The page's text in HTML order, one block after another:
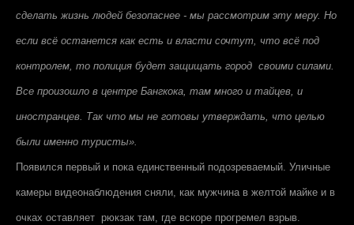
сделать жизнь людей безопаснее - мы рассмотрим эту меру. Но
если всё останется как есть и власти сочтут, что всё под
контролем, то полиция будет защищать город своими силами.
Все произошло в центре Бангкока, там много и тайцев, и
иностранцев. Так что мы не готовы утверждать, что целью
были именно туристы».
Появился первый и пока единственный подозреваемый. Уличные
камеры видеонаблюдения сняли, как мужчина в желтой майке и в
очках оставляет рюкзак там, где вскоре прогремел взрыв.